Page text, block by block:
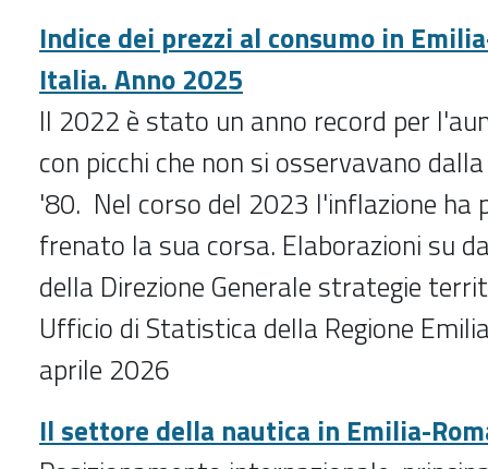
Indice dei prezzi al consumo in
Italia. Anno 2025
Il 2022 è stato un anno record per
con picchi che non si osservavano
'80. Nel corso del 2023 l'inflazione ha
frenato la sua corsa. Elaborazioni su
della Direzione Generale strategie
Ufficio di Statistica della Regione
aprile 2026
Il settore della nautica in Emilia-